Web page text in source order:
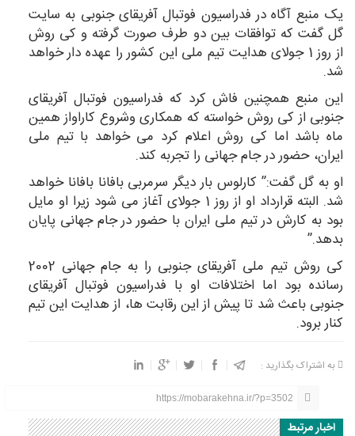
یک منبع آگاه در فدراسیون فوتبال آفریقای جنوبی به سایت
گل گفت که توافقات بین دو طرف صورت گرفته و کی روش
از روز 1 جولای هدایت تیم ملی این کشور را عهده دار خواهد
شد.
این منبع همچنین فاش کرد که فدراسیون فوتبال آفریقای
جنوبی از کی روش خواسته که همکاری وشروع کاراواز همین
ماه باشد اما کی روش اعلام کرد می خواهد با تیم ملی
ایران، حضور در جام جهانی را تجربه کند.
او به گل گفت:” کارلوس بار دیگر سرمربی بافانا بافانا خواهد
شد. البته قرارداد او از روز 1 جولای آغاز می شود زیرا او مایل
بود به کارش در تیم ملی ایران با حضور در جام جهانی پایان
بدهد.”
کی روش تیم ملی آفریقای جنوبی را به جام جهانی 2002
رسانده بود اما اختلافات او با فدراسیون فوتبال آفریقای
جنوبی باعث شد تا پیش از این رقابت ها، از هدایت این تیم
کنار برود.
به اشتراک بگذارید :
https://mobarakehna.ir/?p=3502
اخبار مرتبط